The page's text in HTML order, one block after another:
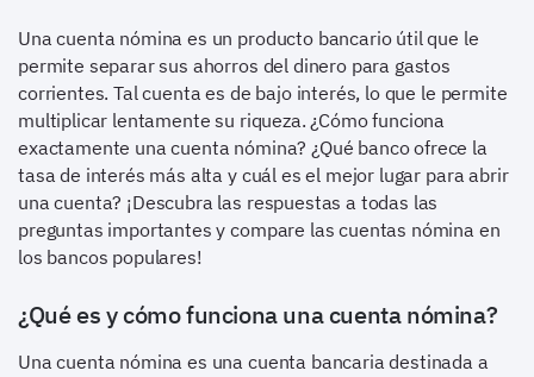
Una cuenta nómina es un producto bancario útil que le
permite separar sus ahorros del dinero para gastos
corrientes.Tal cuenta es de bajo interés, lo que le permite
multiplicar lentamente su riqueza.¿Cómo funciona
exactamente una cuenta nómina?¿Qué banco ofrece la
tasa de interés más alta y cuál es el mejor lugar para abrir
una cuenta? ¡Descubra las respuestas a todas las
preguntas importantes y compare las cuentas nómina en
los bancos populares!
¿Qué es y cómo funciona una cuenta nómina?
Una cuenta nómina es una cuenta bancaria destinada a